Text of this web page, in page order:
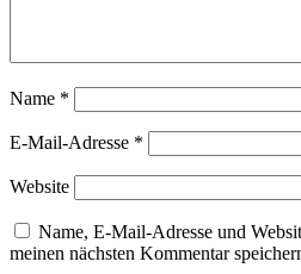
Name *
E-Mail-Adresse *
Website
Name, E-Mail-Adresse und
meinen nächsten Kommentar